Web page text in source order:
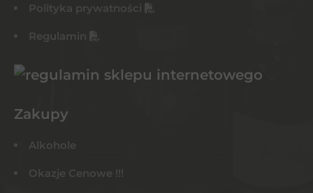
Polityka prywatności
Regulamin
Zakupy
Alkohole
Okazje Cenowe !!!